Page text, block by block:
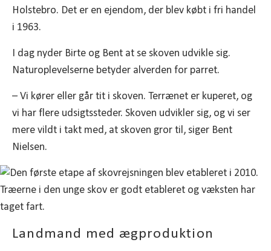
Holstebro. Det er en ejendom, der blev købt i fri handel
i 1963.
I dag nyder Birte og Bent at se skoven udvikle sig.
Naturoplevelserne betyder alverden for parret.
– Vi kører eller går tit i skoven. Terrænet er kuperet, og
vi har flere udsigtssteder. Skoven udvikler sig, og vi ser
mere vildt i takt med, at skoven gror til, siger Bent
Nielsen.
Landmand med ægproduktion